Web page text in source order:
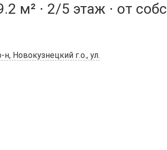
м² ⋅ 2/5 этаж ⋅ от
Новокузнецкий г.о., ул.